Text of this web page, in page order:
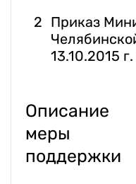
Приказ
13.10.2015
Описание
меры
поддержки